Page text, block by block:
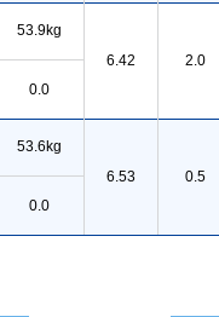
53.9kg
6.42
2.0
0.0
53.6kg
6.53
0.5
0.0